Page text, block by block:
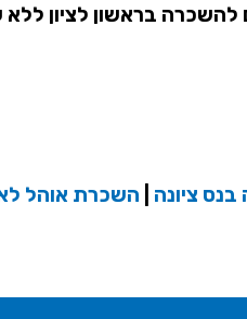
בראשון לציון ללא עלות
ציונה השכרת אוהל